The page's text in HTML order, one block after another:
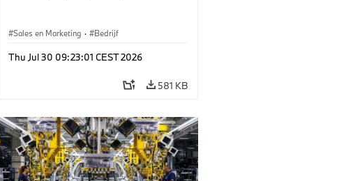
Sales en Marketing · Bedrijf
Thu Jul 30 09:23:01 CEST 2026
581 KB